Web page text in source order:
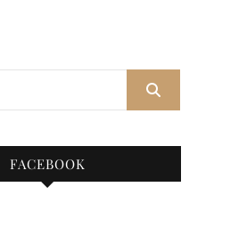
FACEBOOK